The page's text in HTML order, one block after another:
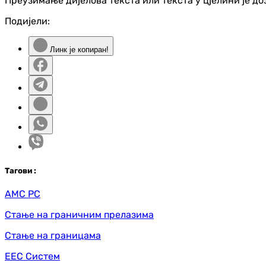
Подијели:
Линк је копиран!
Тагови :
АМС РС
Стање на граничним прелазима
Стање на границама
ЕЕС Систем